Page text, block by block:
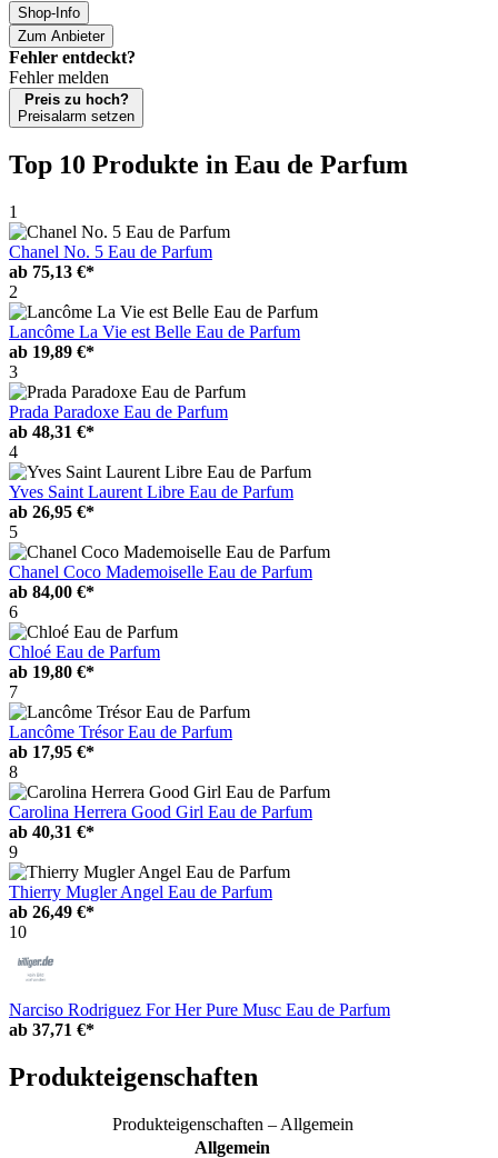
Shop-Info
Zum Anbieter
Fehler entdeckt?
Fehler melden
Preis zu hoch?
Preisalarm setzen
Top 10 Produkte in Eau de Parfum
1
Chanel No. 5 Eau de Parfum
ab 75,13 €*
2
Lancôme La Vie est Belle Eau de Parfum
ab 19,89 €*
3
Prada Paradoxe Eau de Parfum
ab 48,31 €*
4
Yves Saint Laurent Libre Eau de Parfum
ab 26,95 €*
5
Chanel Coco Mademoiselle Eau de Parfum
ab 84,00 €*
6
Chloé Eau de Parfum
ab 19,80 €*
7
Lancôme Trésor Eau de Parfum
ab 17,95 €*
8
Carolina Herrera Good Girl Eau de Parfum
ab 40,31 €*
9
Thierry Mugler Angel Eau de Parfum
ab 26,49 €*
10
Narciso Rodriguez For Her Pure Musc Eau de Parfum
ab 37,71 €*
Produkteigenschaften
Produkteigenschaften – Allgemein
Allgemein